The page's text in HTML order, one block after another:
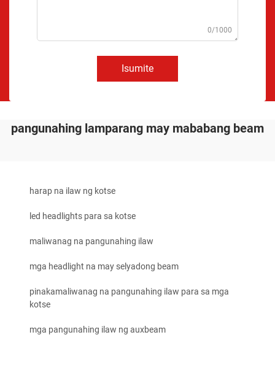
0/1000
Isumite
pangunahing lamparang may mababang beam
harap na ilaw ng kotse
led headlights para sa kotse
maliwanag na pangunahing ilaw
mga headlight na may selyadong beam
pinakamaliwanag na pangunahing ilaw para sa mga
kotse
mga pangunahing ilaw ng auxbeam